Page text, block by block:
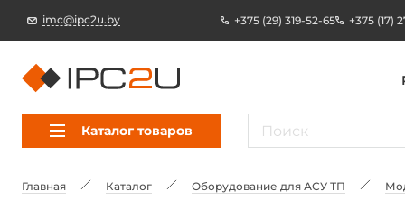
imc@ipc2u.by +375 (29) 319-52-65 +375 (17)
Каталог товаров
Главная Каталог Оборудование для АСУ ТП